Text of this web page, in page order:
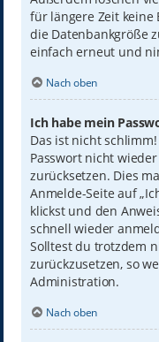
für längere Zeit keine
die Datenbankgröße
einfach erneut und
Nach oben
Ich habe mein
Das ist nicht
Passwort nicht
zurücksetzen. Dies
Anmelde-Seite auf
klickst und den
schnell wieder
Solltest du trotzdem
zurückzusetzen, so
Administration.
Nach oben